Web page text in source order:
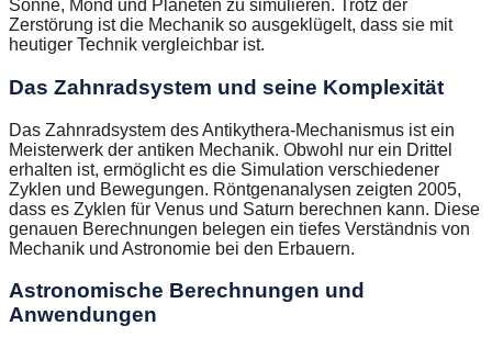
Sonne, Mond und Planeten zu simulieren. Trotz der
Zerstörung ist die Mechanik so ausgeklügelt, dass sie mit
heutiger Technik vergleichbar ist.
Das Zahnradsystem und seine Komplexität
Das Zahnradsystem des Antikythera-Mechanismus ist ein
Meisterwerk der antiken Mechanik. Obwohl nur ein Drittel
erhalten ist, ermöglicht es die Simulation verschiedener
Zyklen und Bewegungen. Röntgenanalysen zeigten 2005,
dass es Zyklen für Venus und Saturn berechnen kann. Diese
genauen Berechnungen belegen ein tiefes Verständnis von
Mechanik und Astronomie bei den Erbauern.
Astronomische Berechnungen und
Anwendungen